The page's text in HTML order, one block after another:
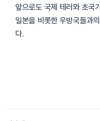
앞으로도 국제 테러와 초국
일본을 비롯한 우방국들과
다.